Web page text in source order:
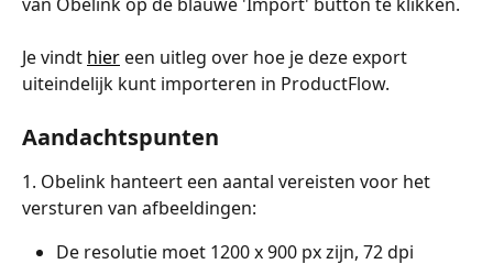
Je vindt hier een uitleg over hoe je deze export
uiteindelijk kunt importeren in ProductFlow.
Aandachtspunten
1. Obelink hanteert een aantal vereisten voor het
versturen van afbeeldingen:
De resolutie moet 1200 x 900 px zijn, 72 dpi